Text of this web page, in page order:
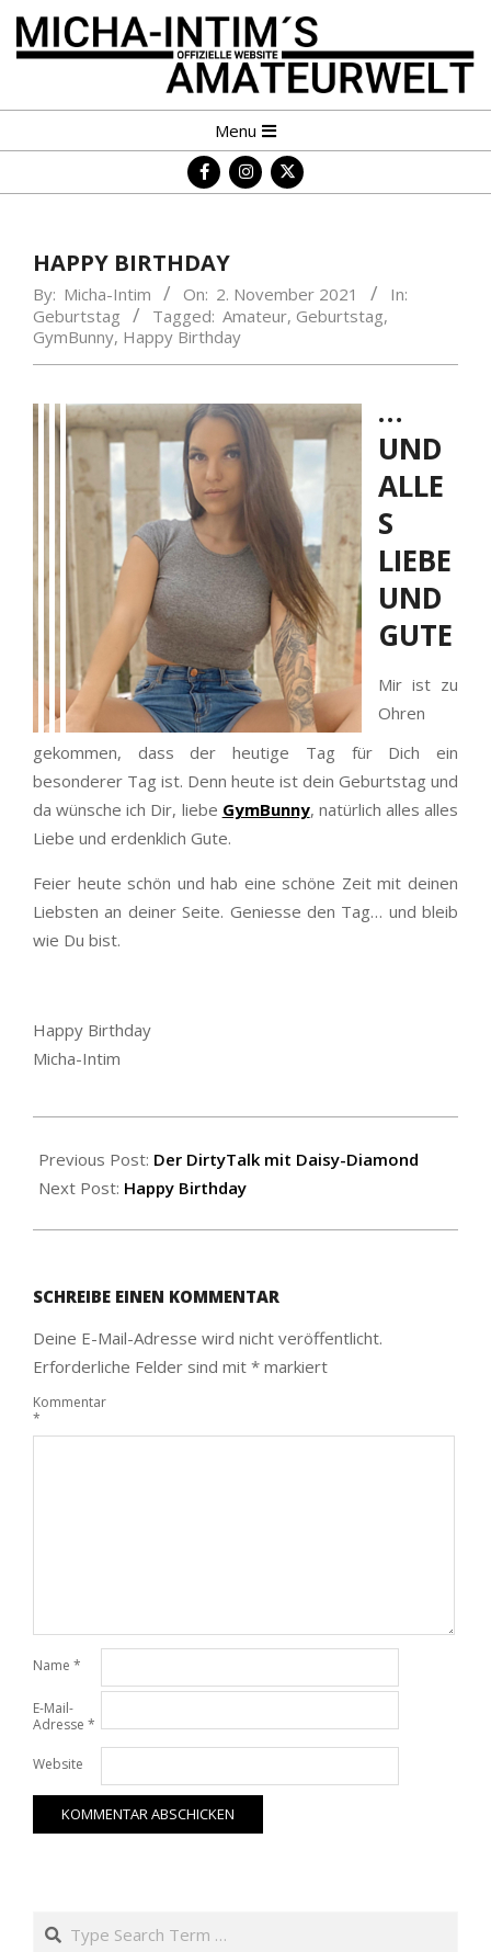
Skip
MICHA-
INTIM
´S
Navigation
Menu
HAPPY BIRTHDAY
By: Micha-Intim On: 2. November 2021
In:
Geburtstag
Tagged: Amateur, Geburtstag,
GymBunny, Happy Birthday
…
UND
ALLE
S
LIEBE
UND
GUTE
Mir ist zu
Ohren
gekommen, dass der heutige Tag für Dich ein
besonderer Tag ist. Denn heute ist dein Geburtstag und
da wünsche ich Dir, liebe GymBunny, natürlich alles alles
Liebe und erdenklich Gute.
Feier heute schön und hab eine schöne Zeit mit deinen
Liebsten an deiner Seite. Geniesse den Tag… und bleib
wie Du bist.
Happy Birthday
Micha-Intim
11-
02
Previous Post: Der DirtyTalk mit Daisy-Diamond
Next Post: Happy Birthday
SCHREIBE EINEN KOMMENTAR
Deine E-Mail-Adresse wird nicht veröffentlicht.
Erforderliche Felder sind mit * markiert
Kommentar
*
Name *
E-Mail-
Adresse *
Website
Search